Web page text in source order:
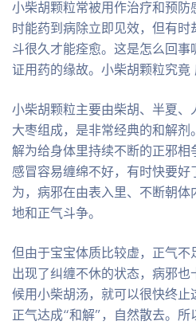
小柴胡颗粒常被用作治疗和预
时能药到病除立即见效，但有
斗很久才能痊愈。这是怎么回
证用药的缘故。小柴胡颗粒究竟
小柴胡颗粒主要由柴胡、半夏、
大枣组成，是非常经典的和解
解为给身体里持续不断的正邪相
感冒容易缠绵不好，有时快要
为，病邪在由表入里、不断朝
地和正气斗争。
但由于宝宝体质比较虚，正气
出现了纠缠不休的状态，病邪
候用小柴胡汤，就可以很快终
正气达成“和解”，自然散去。